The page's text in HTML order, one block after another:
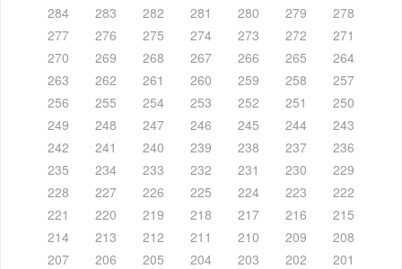
284
283 282 281 280 279
278
277
276 275 274 273 272
271
270
269 268 267 266 265
264
263
262 261 260 259 258
257
256
255 254 253 252 251
250
249
248 247 246 245 244
243
242
241 240 239 238 237
236
235
234 233 232 231 230
229
228
227 226 225 224 223
222
221
220 219 218 217 216
215
214
213 212 211 210 209
208
207
206 205 204 203 202
201